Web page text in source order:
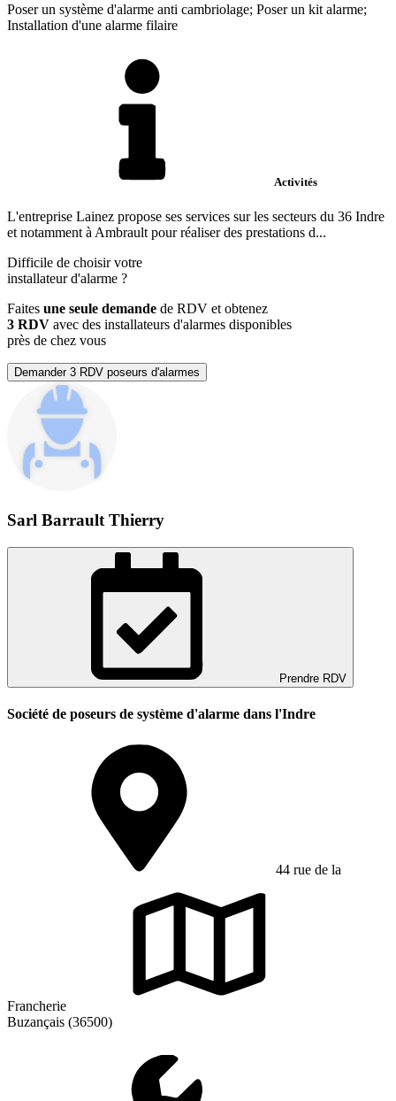
Poser un système d'alarme anti cambriolage; Poser un kit alarme;
Installation d'une alarme filaire
Activités
L'entreprise Lainez propose ses services sur les secteurs du 36 Indre
et notamment à Ambrault pour réaliser des prestations d...
Difficile de choisir votre
installateur d'alarme ?
Faites une seule demande de RDV et obtenez
3 RDV avec des installateurs d'alarmes disponibles
près de chez vous
Demander 3 RDV poseurs d'alarmes
Sarl Barrault Thierry
Prendre RDV
Société de poseurs de système d'alarme dans l'Indre
44 rue de la
Francherie
Buzançais (36500)